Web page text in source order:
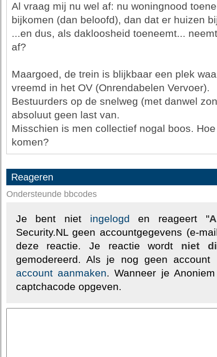
Al vraag mij nu wel af: nu woningnood
bijkomen (dan beloofd), dan dat er huizen
...en dus, als dakloosheid toeneemt...
af?
Maargoed, de trein is blijkbaar een plek
vreemd in het OV (Onrendabelen Vervoer).
Bestuurders op de snelweg (met danwel
absoluut geen last van.
Misschien is men collectief nogal boos.
komen?
Reageren
Ondersteunde bbcodes
Je bent niet ingelogd en reageert "
Security.NL geen accountgegevens (e-
deze reactie. Je reactie wordt niet
gemodereerd. Als je nog geen
account aanmaken. Wanneer je
captchacode opgeven.